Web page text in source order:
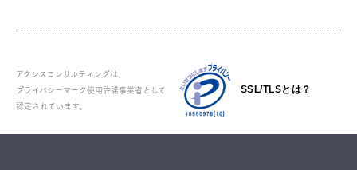
アクシスコンサルティングは、
プライバシーマーク使用許諾事業者として
認定されています。
SSL/TLSとは？